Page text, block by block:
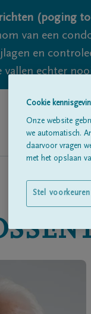
(poging
van een
en
echter
Cookie
Onze website
we automatisch.
daarvoor vragen
met het opslaan
Stel